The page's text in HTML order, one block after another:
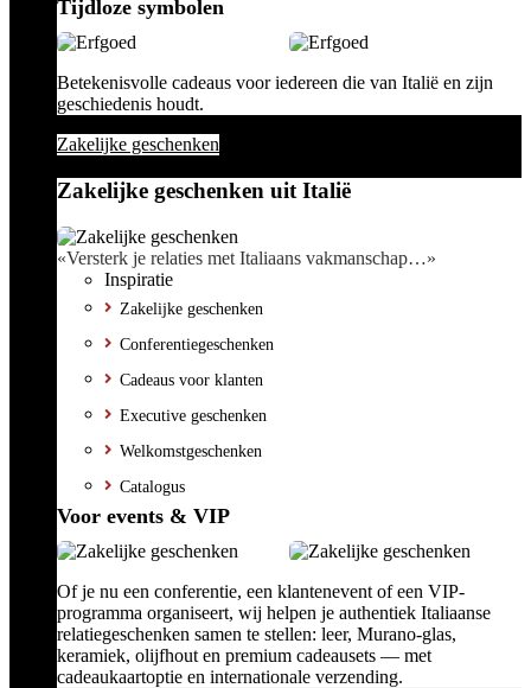
Tijdloze symbolen
Betekenisvolle cadeaus voor iedereen die van Italië en zijn
geschiedenis houdt.
Zakelijke geschenken
Zakelijke geschenken uit Italië
«Versterk je relaties met Italiaans vakmanschap…»
Inspiratie
Zakelijke geschenken
Conferentiegeschenken
Cadeaus voor klanten
Executive geschenken
Welkomstgeschenken
Catalogus
Voor events & VIP
Of je nu een conferentie, een klantenevent of een VIP-
programma organiseert, wij helpen je authentiek Italiaanse
relatiegeschenken samen te stellen: leer, Murano-glas,
keramiek, olijfhout en premium cadeausets — met
cadeaukaartoptie en internationale verzending.